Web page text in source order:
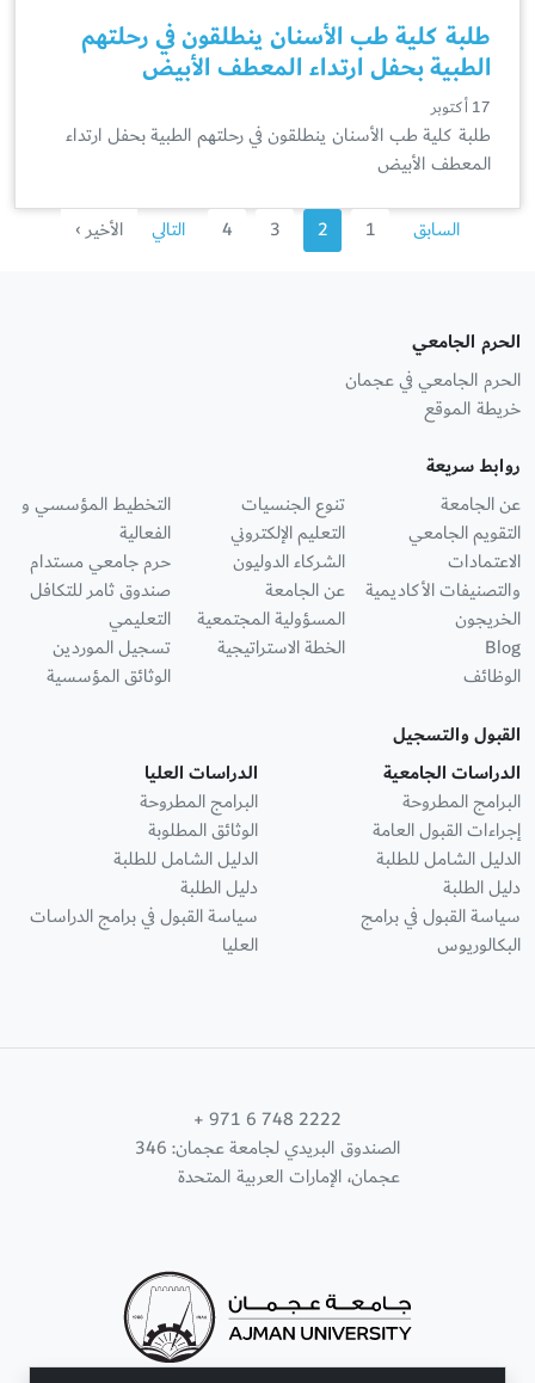
طلبة كلية طب الأسنان ينطلقون في رحلتهم
الطبية بحفل ارتداء المعطف الأبيض
17 أكتوبر
طلبة كلية طب الأسنان ينطلقون في رحلتهم الطبية بحفل ارتداء
المعطف الأبيض
السابق 1
2
3
4 التالي الأخير ›
الحرم الجامعي
الحرم الجامعي في عجمان
خريطة الموقع
روابط سريعة
عن الجامعة
التقويم الجامعي
الاعتمادات
والتصنيفات الأكاديمية
الخريجون
Blog
الوظائف
تنوع الجنسيات
التعليم الإلكتروني
الشركاء الدوليون
عن الجامعة
المسؤولية المجتمعية
الخطة الاستراتيجية
التخطيط المؤسسي و
الفعالية
حرم جامعي مستدام
صندوق ثامر للتكافل
التعليمي
تسجيل الموردين
الوثائق المؤسسية
القبول والتسجيل
الدراسات الجامعية
البرامج المطروحة
إجراءات القبول العامة
الدليل الشامل للطلبة
دليل الطلبة
سياسة القبول في برامج
البكالوريوس
الدراسات العليا
البرامج المطروحة
الوثائق المطلوبة
الدليل الشامل للطلبة
دليل الطلبة
سياسة القبول في برامج الدراسات
العليا
+ 971 6 748 2222
الصندوق البريدي لجامعة عجمان: 346
عجمان، الإمارات العربية المتحدة